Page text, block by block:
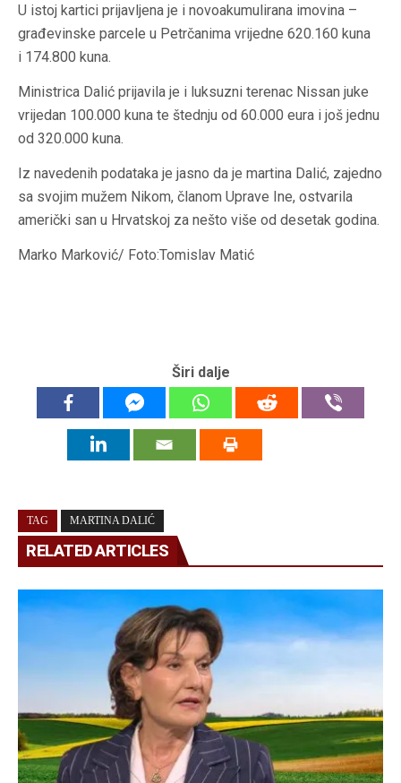
U istoj kartici prijavljena je i novoakumulirana imovina –
građevinske parcele u Petrčanima vrijedne 620.160 kuna
i 174.800 kuna.
Ministrica Dalić prijavila je i luksuzni terenac Nissan juke
vrijedan 100.000 kuna te štednju od 60.000 eura i još jednu
od 320.000 kuna.
Iz navedenih podataka je jasno da je martina Dalić, zajedno
sa svojim mužem Nikom, članom Uprave Ine, ostvarila
američki san u Hrvatskoj za nešto više od desetak godina.
Marko Marković/ Foto:Tomislav Matić
Širi dalje
TAG MARTINA DALIĆ
RELATED ARTICLES